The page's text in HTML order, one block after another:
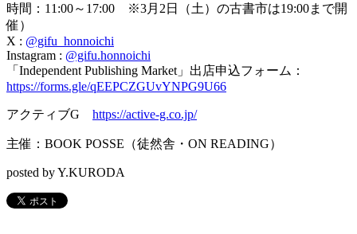
時間：11:00～17:00 ※3月2日（土）の古書市は19:00まで開
催）
X : @gifu_honnoichi
Instagram : @gifu.honnoichi
「Independent Publishing Market」出店申込フォーム：
https://forms.gle/qEEPCZGUvYNPG9U66
アクティブG https://active-g.co.jp/
主催：BOOK POSSE（徒然舎・ON READING）
posted by Y.KURODA